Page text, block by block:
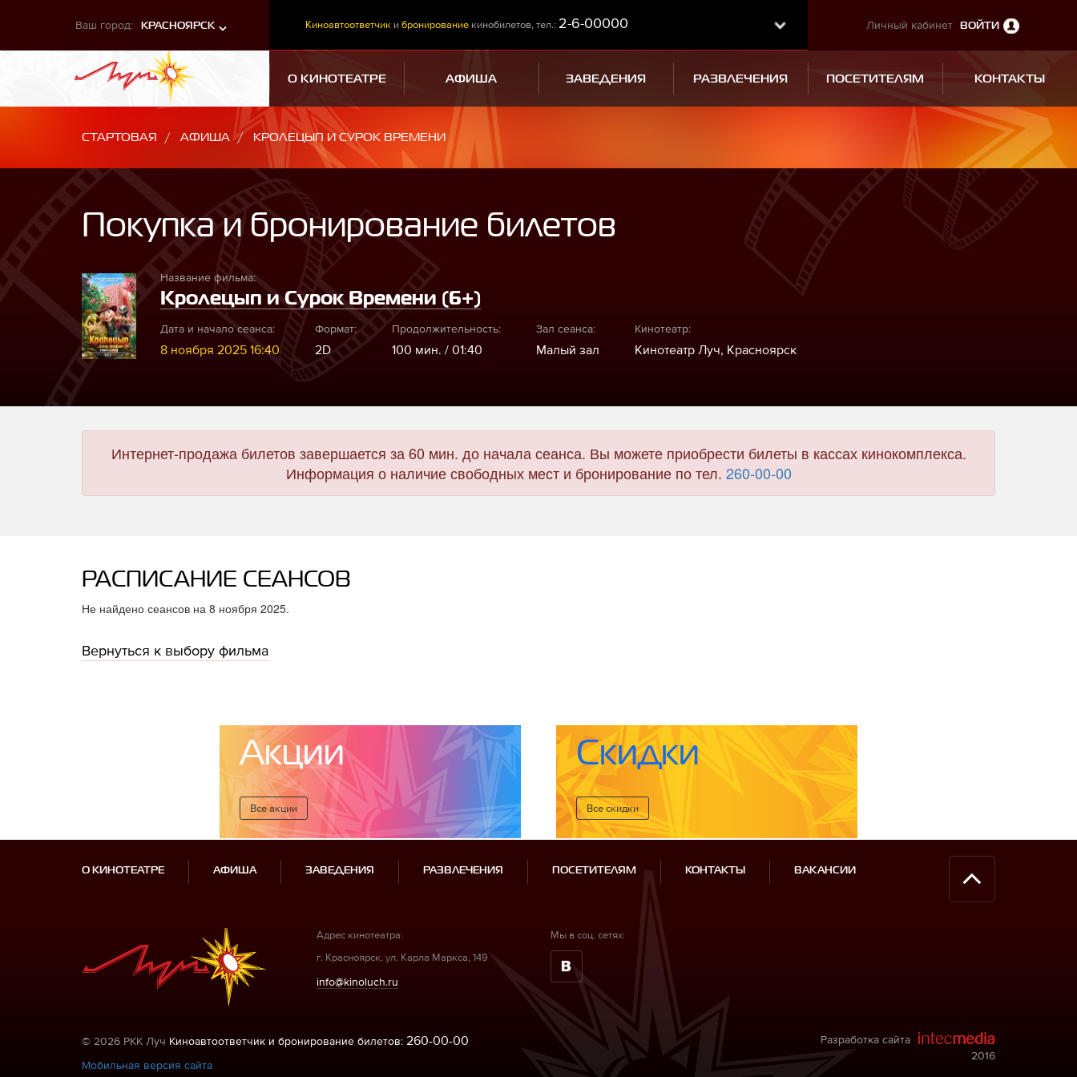
Ваш город: КРАСНОЯРСК Киноавтоответчик и бронирование кинобилетов, тел.: 2-6-00000 Личный кабинет ВОЙТИ
О КИНОТЕАТРЕ АФИША ЗАВЕДЕНИЯ РАЗВЛЕЧЕНИЯ ПОСЕТИТЕЛЯМ КОНТАКТЫ
СТАРТОВАЯ АФИША КРОЛЕЦЫП И СУРОК ВРЕМЕНИ
Покупка и бронирование билетов
Название фильма:
Кролецып и Сурок Времени (6+)
Дата и начало сеанса:
8 ноября 2025 16:40
Формат:
2D
Продолжительность:
100 мин. / 01:40
Зал сеанса:
Малый зал
Кинотеатр:
Кинотеатр Луч, Красноярск
Интернет-продажа билетов завершается за 60 мин. до начала сеанса. Вы можете приобрести билеты в кассах кинокомплекса.
Информация о наличие свободных мест и бронирование по тел. 260-00-00
РАСПИСАНИЕ СЕАНСОВ
Не найдено сеансов на 8 ноября 2025.
Вернуться к выбору фильма
Акции
Все акции
Скидки
Все cкидки
О КИНОТЕАТРЕ АФИША ЗАВЕДЕНИЯ РАЗВЛЕЧЕНИЯ ПОСЕТИТЕЛЯМ КОНТАКТЫ ВАКАНСИИ
Адрес кинотеатра:
г. Красноярск, ул. Карла Маркса, 149
info@kinoluch.ru
Мы в соц. сетях:
© 2026 РКК Луч Киноавтоответчик и бронирование билетов: 260-00-00
Мобильная версия сайта
Разработка сайта
2016